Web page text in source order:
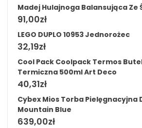
Madej Hulajnoga Balansująca Ze
91,00zł
LEGO DUPLO 10953 Jednorożec
32,19zł
Cool Pack Coolpack Termos
Termiczna 500ml Art Deco
40,31zł
Cybex Mios Torba Pielęgnacyjna
Mountain Blue
639,00zł